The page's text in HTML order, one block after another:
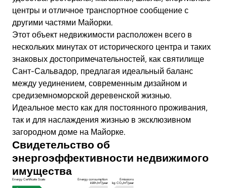
центры и отличное транспортное сообщение с
другими частями Майорки.
Этот объект недвижимости расположен всего в
нескольких минутах от исторического центра и таких
знаковых достопримечательностей, как святилище
Сант-Сальвадор, предлагая идеальный баланс
между уединением, современным дизайном и
средиземноморской деревенской жизнью.
Идеальное место как для постоянного проживания,
так и для наслаждения жизнью в эксклюзивном
загородном доме на Майорке.
Свидетельство об
энергоэффективности недвижимого
имущества
Energy Certificate Scale
Energy consumption
kWh/m²/year
Emissions
kg CO₂/m²/year